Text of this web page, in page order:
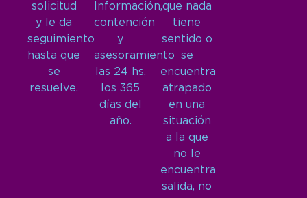
solicitud
y le da
seguimiento
hasta que
se
resuelve.
Información,
contención
y
asesoramiento
las 24 hs,
los 365
días del
año.
que nada
tiene
sentido o
se
encuentra
atrapado
en una
situación
a la que
no le
encuentra
salida, no